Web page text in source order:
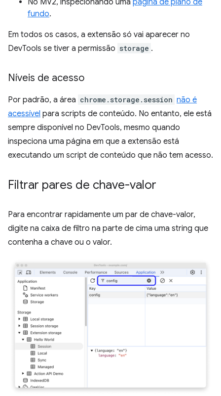
No MV2, inspecionando uma página de plano de
fundo.
Em todos os casos, a extensão só vai aparecer no
DevTools se tiver a permissão storage .
Níveis de acesso
Por padrão, a área chrome.storage.session não é
acessível para scripts de conteúdo. No entanto, ele está
sempre disponível no DevTools, mesmo quando
inspeciona uma página em que a extensão está
executando um script de conteúdo que não tem acesso.
Filtrar pares de chave-valor
Para encontrar rapidamente um par de chave-valor,
digite na caixa de filtro na parte de cima uma string que
contenha a chave ou o valor.